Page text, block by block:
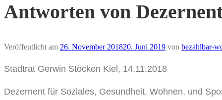
Antworten von
Veröffentlicht am 26. November 201820. Juni 2019 von bezahlbar-
Stadtrat Gerwin Stöcken Kiel, 14.11.2018
Dezernent für Soziales, Gesundheit, Wohnen, und